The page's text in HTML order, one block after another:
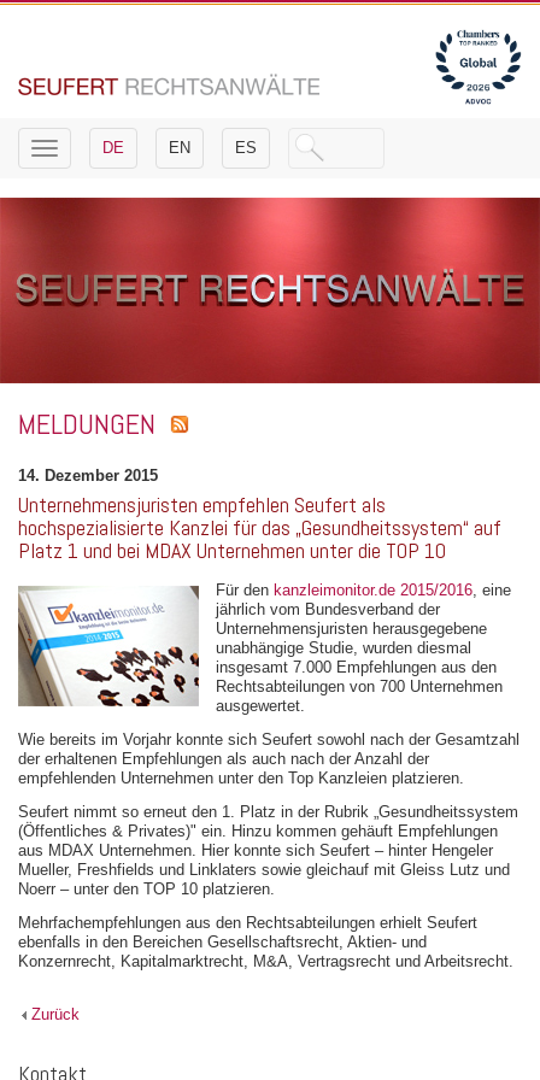
Toggle
navigation
DE EN ES
MELDUNGEN
14. Dezember 2015
Unternehmensjuristen empfehlen Seufert als
hochspezialisierte Kanzlei für das „Gesundheitssystem“ auf
Platz 1 und bei MDAX Unternehmen unter die TOP 10
Für den kanzleimonitor.de 2015/2016, eine
jährlich vom Bundesverband der
Unternehmensjuristen herausgegebene
unabhängige Studie, wurden diesmal
insgesamt 7.000 Empfehlungen aus den
Rechtsabteilungen von 700 Unternehmen
ausgewertet.
Wie bereits im Vorjahr konnte sich Seufert sowohl nach der Gesamtzahl
der erhaltenen Empfehlungen als auch nach der Anzahl der
empfehlenden Unternehmen unter den Top Kanzleien platzieren.
Seufert nimmt so erneut den 1. Platz in der Rubrik „Gesundheitssystem
(Öffentliches & Privates)" ein. Hinzu kommen gehäuft Empfehlungen
aus MDAX Unternehmen. Hier konnte sich Seufert – hinter Hengeler
Mueller, Freshfields und Linklaters sowie gleichauf mit Gleiss Lutz und
Noerr – unter den TOP 10 platzieren.
Mehrfachempfehlungen aus den Rechtsabteilungen erhielt Seufert
ebenfalls in den Bereichen Gesellschaftsrecht, Aktien- und
Konzernrecht, Kapitalmarktrecht, M&A, Vertragsrecht und Arbeitsrecht.
Zurück
Kontakt